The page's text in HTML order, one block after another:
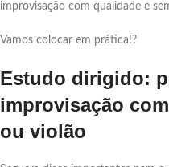
improvisação com qualidade e
Vamos colocar em prática!?
Estudo dirigido:
improvisação
ou violão